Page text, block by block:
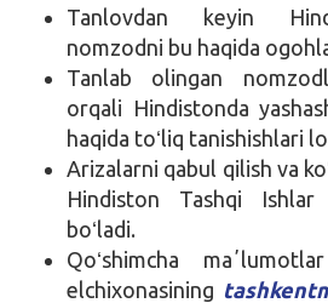
Tanlovdan keyin
nomzodni bu haqida
Tanlab olingan
orqali Hindistonda
haqida toʻliq tanishishlari
Arizalarni qabul qilish va
Hindiston Tashqi Ishlar
boʻladi.
Qoʻshimcha
elchixonasining